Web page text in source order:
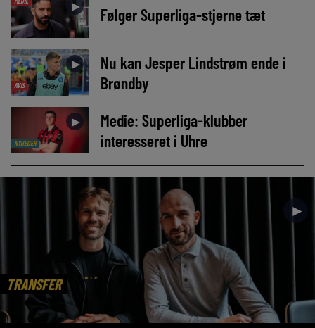
► Følger Superliga-stjerne tæt
AVIS
►
Nu kan Jesper Lindstrøm ende i
Brøndby
NYHEDER
►
Medie: Superliga-klubber
interesseret i Uhre
TRANSFER
►